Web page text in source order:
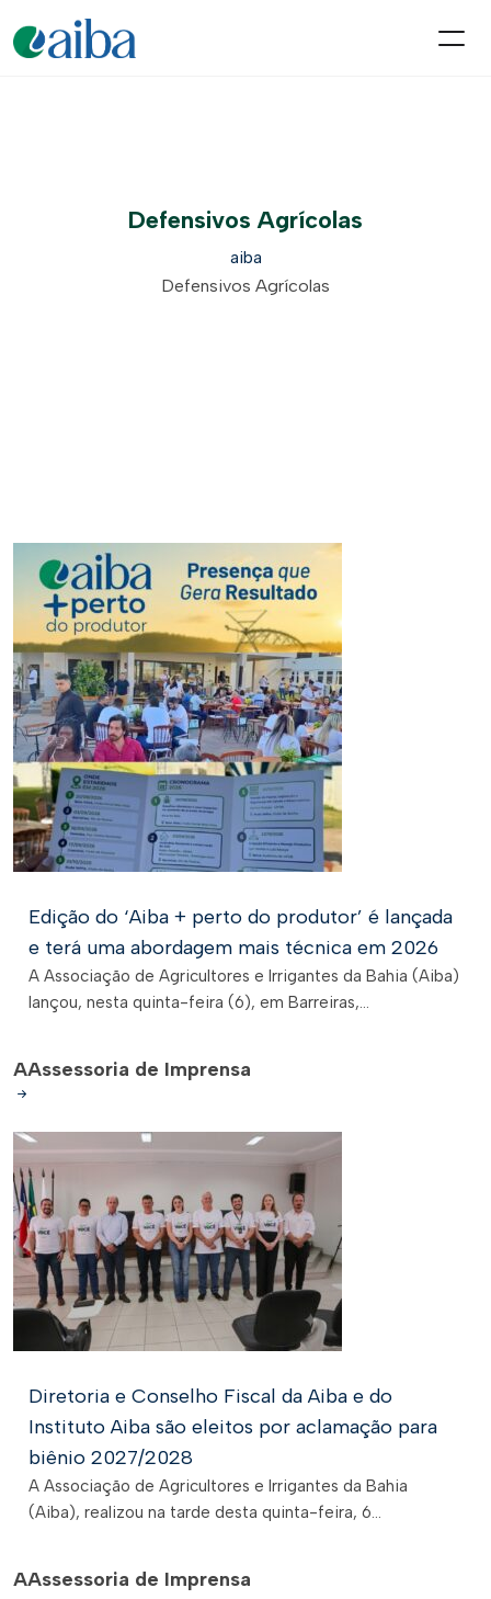
Defensivos Agrícolas
aiba
Defensivos Agrícolas
Edição do ‘Aiba + perto do produtor’ é lançada
e terá uma abordagem mais técnica em 2026
A Associação de Agricultores e Irrigantes da Bahia (Aiba)
lançou, nesta quinta-feira (6), em Barreiras,...
AAssessoria de Imprensa
Diretoria e Conselho Fiscal da Aiba e do
Instituto Aiba são eleitos por aclamação para
biênio 2027/2028
A Associação de Agricultores e Irrigantes da Bahia
(Aiba), realizou na tarde desta quinta-feira, 6...
AAssessoria de Imprensa